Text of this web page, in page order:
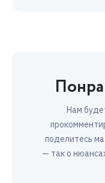
Нам
поделитесь
— так о